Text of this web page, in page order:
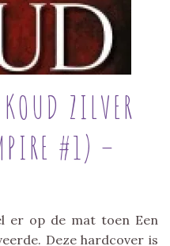
ZILVER
#1) –
er op de mat toen Een
Deze hardcover is